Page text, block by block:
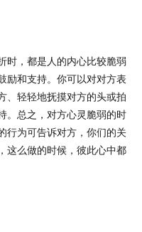
，都是人的内心比较脆弱
励和支持。你可以对对方表
、轻轻地抚摸对方的头或拍
。总之，对方心灵脆弱的时
行为可告诉对方，你们的关
这么做的时候，彼此心中都